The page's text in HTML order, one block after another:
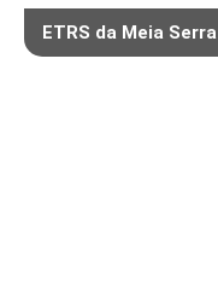
ETRS da Meia Serra